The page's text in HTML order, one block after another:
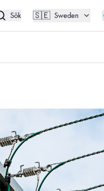
Sök 🇸🇪 Sweden